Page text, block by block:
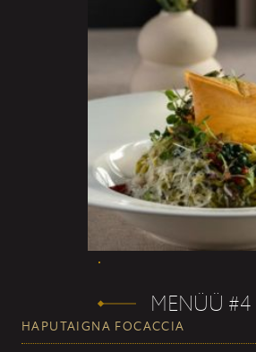
MENÜÜ #4
HAPUTAIGNA FOCACCIA